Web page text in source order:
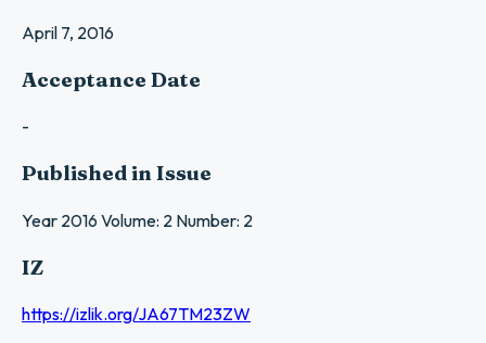
April 7, 2016
Acceptance Date
-
Published in Issue
Year 2016 Volume: 2 Number: 2
IZ
https://izlik.org/JA67TM23ZW